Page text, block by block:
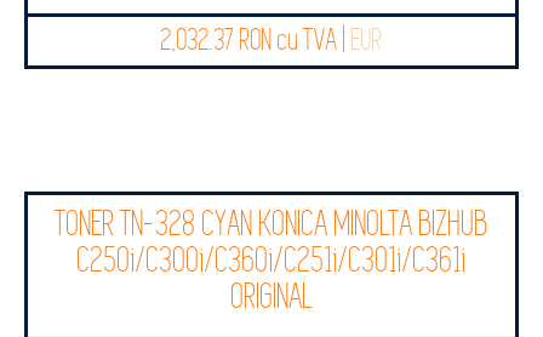
2,032.37 RON cu TVA | EUR
TONER TN-328 CYAN KONICA MINOLTA BIZHUB
C250i/C300i/C360i/C251i/C301i/C361i
ORIGINAL